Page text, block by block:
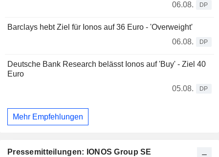
06.08.
DP
Barclays hebt Ziel für Ionos auf 36 Euro - 'Overweight'
06.08.
DP
Deutsche Bank Research belässt Ionos auf 'Buy' - Ziel 40
Euro
05.08.
DP
Mehr Empfehlungen
Pressemitteilungen: IONOS Group SE